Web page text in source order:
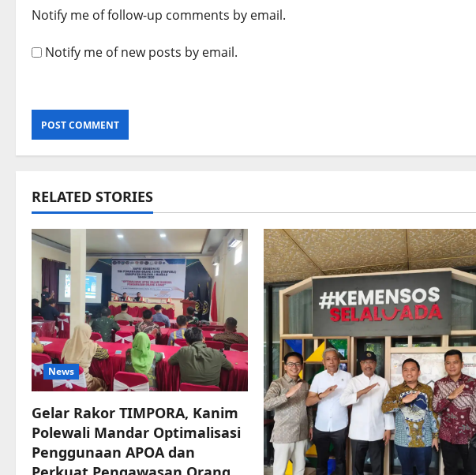
Notify me of follow-up comments by email.
Notify me of new posts by email.
RELATED STORIES
News
Gelar Rakor TIMPORA, Kanim
Polewali Mandar Optimalisasi
Penggunaan APOA dan